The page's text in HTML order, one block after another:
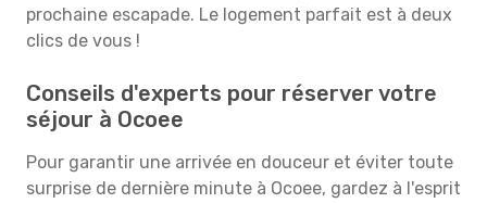
prochaine escapade. Le logement parfait est à deux
clics de vous !
Conseils d'experts pour réserver votre
séjour à Ocoee
Pour garantir une arrivée en douceur et éviter toute
surprise de dernière minute à Ocoee, gardez à l'esprit